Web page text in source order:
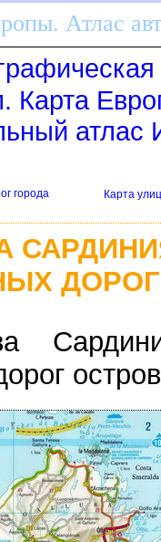
Атлас
Карта
атлас
города
Карта